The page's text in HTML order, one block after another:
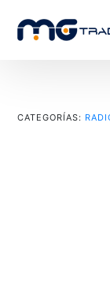
CATEGORÍAS: